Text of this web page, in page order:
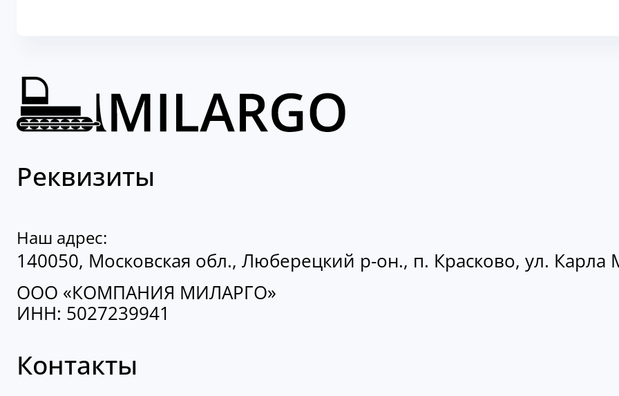
Реквизиты
Наш адрес:
140050, Московская обл., Люберецкий р-он., п. Красково, ул. Карла
ООО «КОМПАНИЯ МИЛАРГО»
ИНН: 5027239941
Контакты